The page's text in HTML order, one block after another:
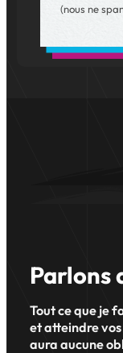
(nous ne
Parlons
Tout ce que je
et atteindre
aura aucune